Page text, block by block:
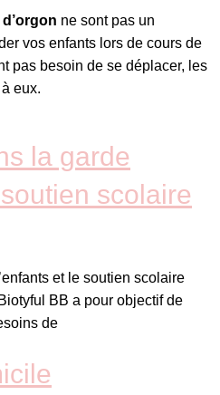
d’orgon ne sont pas un
vos enfants lors de cours de
pas besoin de se déplacer, les
eux.
la garde
scolaire
et le soutien scolaire
BB a pour objectif de
de